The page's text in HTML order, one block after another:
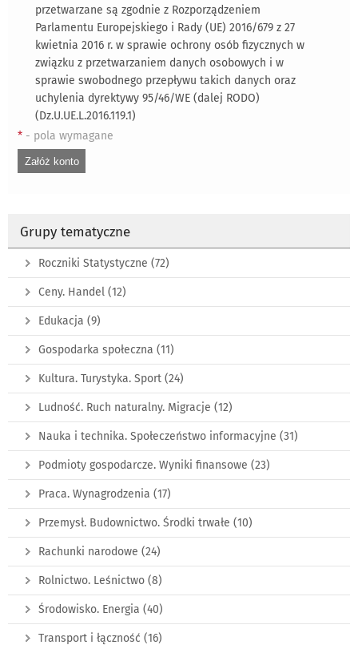
przetwarzane są zgodnie z Rozporządzeniem
Parlamentu Europejskiego i Rady (UE) 2016/679 z 27
kwietnia 2016 r. w sprawie ochrony osób fizycznych w
związku z przetwarzaniem danych osobowych i w
sprawie swobodnego przepływu takich danych oraz
uchylenia dyrektywy 95/46/WE (dalej RODO)
(Dz.U.UE.L.2016.119.1)
* - pola wymagane
Grupy tematyczne
Roczniki Statystyczne (72)
Ceny. Handel (12)
Edukacja (9)
Gospodarka społeczna (11)
Kultura. Turystyka. Sport (24)
Ludność. Ruch naturalny. Migracje (12)
Nauka i technika. Społeczeństwo informacyjne (31)
Podmioty gospodarcze. Wyniki finansowe (23)
Praca. Wynagrodzenia (17)
Przemysł. Budownictwo. Środki trwałe (10)
Rachunki narodowe (24)
Rolnictwo. Leśnictwo (8)
Środowisko. Energia (40)
Transport i łączność (16)